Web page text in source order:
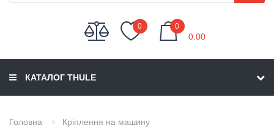
0 0
0.00
КАТАЛОГ THULE
Головна
Кріплення на машину